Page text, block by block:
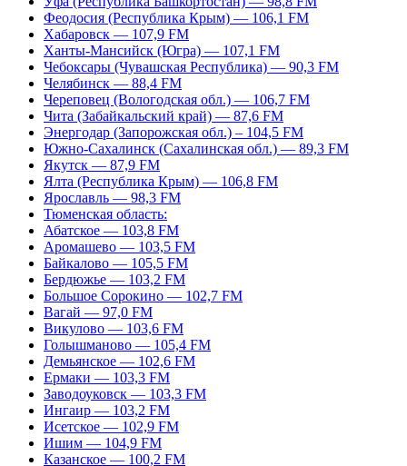
Феодосия (Республика Крым) — 106,1 FM
Хабаровск — 107,9 FM
Ханты-Мансийск (Югра) — 107,1 FM
Чебоксары (Чувашская Республика) — 90,3 FM
Челябинск — 88,4 FM
Череповец (Вологодская обл.) — 106,7 FM
Чита (Забайкальский край) — 87,6 FM
Энергодар (Запорожская обл.) – 104,5 FM
Южно-Сахалинск (Сахалинская обл.) — 89,3 FM
Якутск — 87,9 FM
Ялта (Республика Крым) — 106,8 FM
Ярославль — 98,3 FM
Тюменская область:
Абатское — 103,8 FM
Аромашево — 103,5 FM
Байкалово — 105,5 FM
Бердюжье — 103,2 FM
Большое Сорокино — 102,7 FM
Вагай — 97,0 FM
Викулово — 103,6 FM
Голышманово — 105,4 FM
Демьянское — 102,6 FM
Ермаки — 103,3 FM
Заводоуковск — 103,3 FM
Ингаир — 103,2 FM
Исетское — 102,9 FM
Ишим — 104,9 FM
Казанское — 100,2 FM